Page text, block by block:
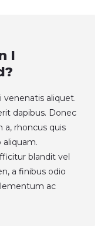
I
venenatis aliquet.
dapibus. Donec
a, rhoncus quis
aliquam.
blandit vel
a finibus odio
ac